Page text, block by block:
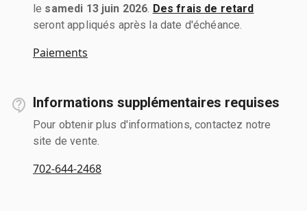
le samedi 13 juin 2026 Des frais de retard
seront appliqués après la date d'échéance.
Paiements
Informations supplémentaires requises
Pour obtenir plus d'informations, contactez notre
site de vente.
702-644-2468